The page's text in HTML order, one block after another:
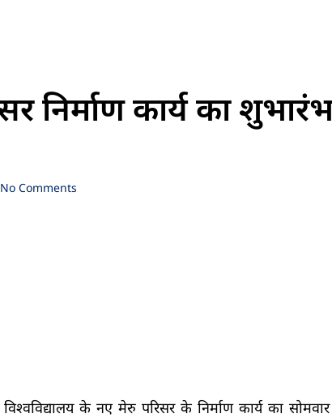
निर्माण कार्य का
No Comments
के नए मेरु परिसर के निर्माण कार्य का